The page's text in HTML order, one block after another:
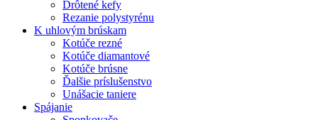
Drôtené kefy
Rezanie polystyrénu
K uhlovým brúskam
Kotúče rezné
Kotúče diamantové
Kotúče brúsne
Ďalšie príslušenstvo
Unášacie taniere
Spájanie